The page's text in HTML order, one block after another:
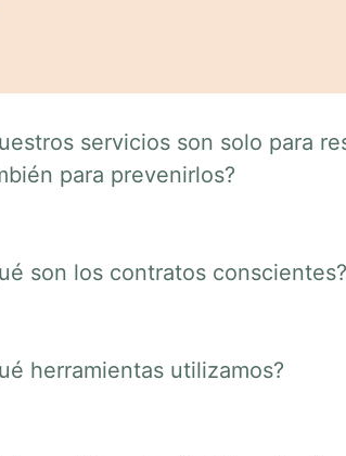
servicios son solo para
para prevenirlos?
son los contratos conscientes?
herramientas utilizamos?